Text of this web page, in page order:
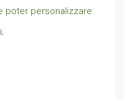
poter personalizzare: